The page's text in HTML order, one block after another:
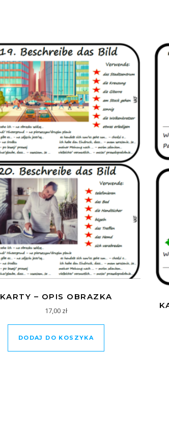
KARTY – OPIS OBRAZKA
17,00 zł
DODAJ DO KOSZYKA